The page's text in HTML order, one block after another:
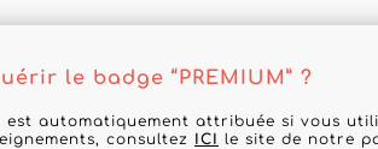
le badge “PREMIUM” ?
est automatiquement attribuée si vous
consultez ICI le site de notre